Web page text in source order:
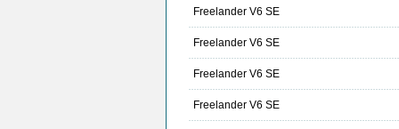
Freelander V6 SE
Freelander V6 SE
Freelander V6 SE
Freelander V6 SE